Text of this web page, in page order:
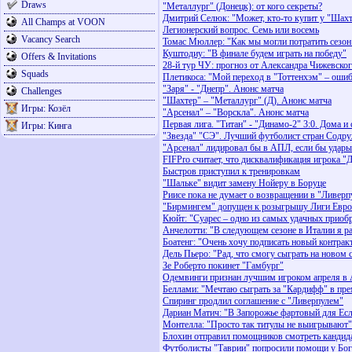
Draws
All Champs at VOON
Vacancy Search
Offers & Invitations
Squads
Challenges
Игры: Козёл
Игры: Кинга
"Металлург" (Донецк): от кого секреты?
Дмитрий Селюк: "Может, кто-то купит у
Легионерский вопрос. Семь или восемь
Томас Мюллер: "Как мы могли потратить
Куштодиу: "В финале будем играть на победу"
28-й тур ЧУ: прогноз от Александра
Плетикоса: "Мой переход в "Тоттенхэм" –
"Заря" - "Днепр". Анонс матча
"Шахтер" – "Металлург" (Д). Анонс матча
"Арсенал" – "Ворскла". Анонс матча
Первая лига. "Титан" - "Динамо-2" 3:0. Дома и
"Звезда" "СЭ". Лучший футболист стран
"Арсенал" лидировал бы в АПЛ, если бы удары
FIFPro считает, что дисквалификация игрока
Быстров приступил к тренировкам
"Шальке" видит замену Нойеру в Боруце
Риисе пока не думает о возвращении в
"Бирмингем" допущен к розыгрышу Лиги
Кюйт: "Суарес – одно из самых удачных
Анчелотти: "В следующем сезоне в Италии я
Боатенг: "Очень хочу подписать новый
Дель Пьеро: "Рад, что смогу сыграть на новом
Зе Роберто покинет "Гамбург"
Одемвинги признан лучшим игроком апреля
Беллами: "Мечтаю сыграть за "Кардифф" в
Спиринг продлил соглашение с "Ливерпулем"
Дариан Матич: "В Запорожье фартовый для
Монтелла: "Просто так титулы не выигрывают"
Блохин отправил помощников смотреть
Футболисты "Таврии" попросили помощи у